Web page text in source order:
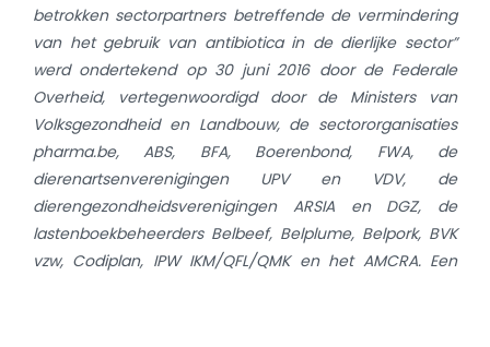
betrokken sectorpartners betreffende de vermindering
van het gebruik van antibiotica in de dierlijke sector”
werd ondertekend op 30 juni 2016 door de Federale
Overheid, vertegenwoordigd door de Ministers van
Volksgezondheid en Landbouw, de sectororganisaties
pharma.be, ABS, BFA, Boerenbond, FWA, de
dierenartsenverenigingen UPV en VDV, de
dierengezondheidsverenigingen ARSIA en DGZ, de
lastenboekbeheerders Belbeef, Belplume, Belpork, BVK
vzw, Codiplan, IPW IKM/QFL/QMK en het AMCRA. Een